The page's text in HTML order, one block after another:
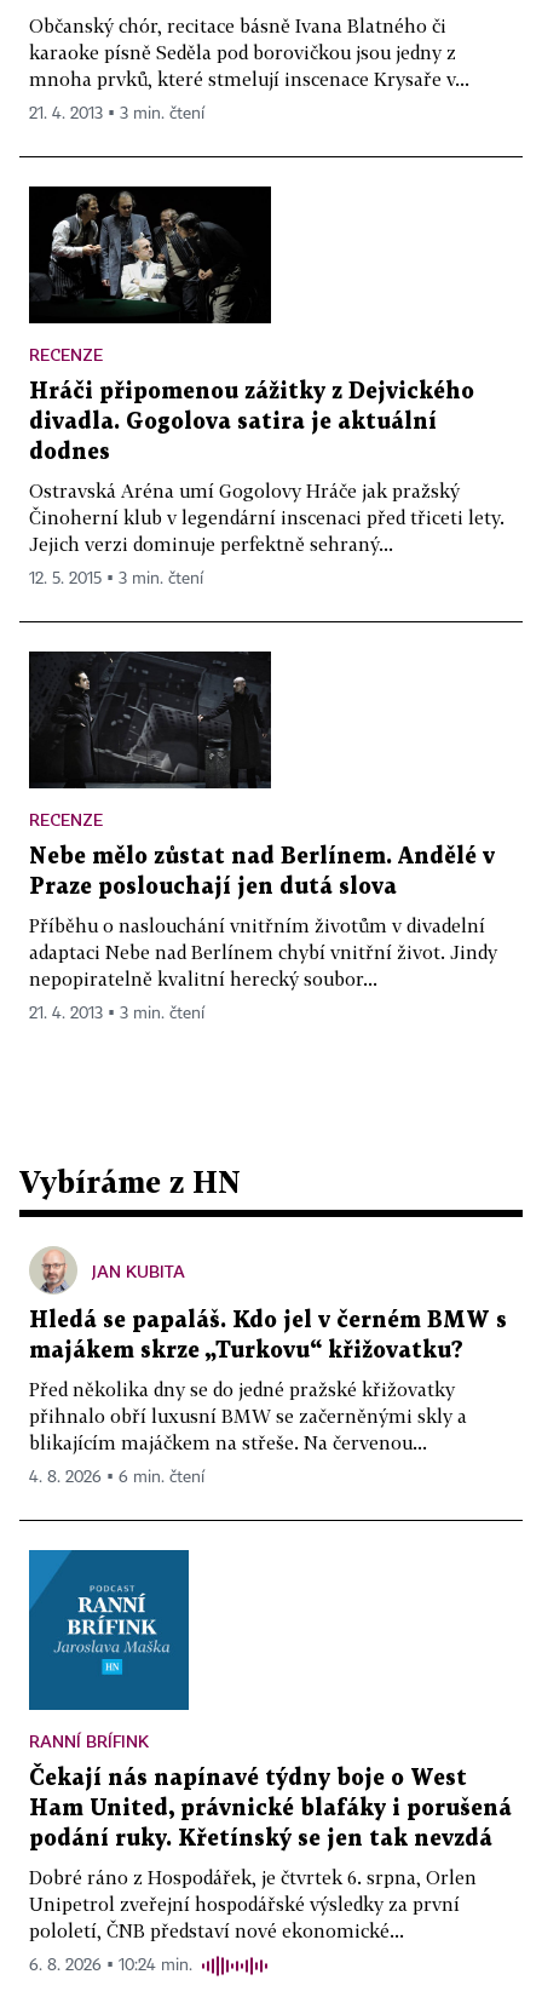
Občanský chór, recitace básně Ivana Blatného či
karaoke písně Seděla pod borovičkou jsou jedny z
mnoha prvků, které stmelují inscenace Krysaře v...
21. 4. 2013 ▪ 3 min. čtení
RECENZE
Hráči připomenou zážitky z Dejvického
divadla. Gogolova satira je aktuální
dodnes
Ostravská Aréna umí Gogolovy Hráče jak pražský
Činoherní klub v legendární inscenaci před třiceti lety.
Jejich verzi dominuje perfektně sehraný...
12. 5. 2015 ▪ 3 min. čtení
RECENZE
Nebe mělo zůstat nad Berlínem. Andělé v
Praze poslouchají jen dutá slova
Příběhu o naslouchání vnitřním životům v divadelní
adaptaci Nebe nad Berlínem chybí vnitřní život. Jindy
nepopiratelně kvalitní herecký soubor...
21. 4. 2013 ▪ 3 min. čtení
Vybíráme z HN
JAN KUBITA
Hledá se papaláš. Kdo jel v černém BMW s
majákem skrze „Turkovu“ křižovatku?
Před několika dny se do jedné pražské křižovatky
přihnalo obří luxusní BMW se začerněnými skly a
blikajícím majáčkem na střeše. Na červenou...
4. 8. 2026 ▪ 6 min. čtení
RANNÍ BRÍFINK
Čekají nás napínavé týdny boje o West
Ham United, právnické blafáky i porušená
podání ruky. Křetínský se jen tak nevzdá
Dobré ráno z Hospodářek, je čtvrtek 6. srpna, Orlen
Unipetrol zveřejní hospodářské výsledky za první
pololetí, ČNB představí nové ekonomické...
6. 8. 2026 ▪ 10:24 min.